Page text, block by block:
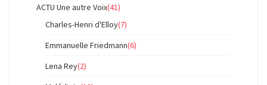
ACTU Une autre Voix(41)
Charles-Henri d'Elloy(7)
Emmanuelle Friedmann(6)
Lena Rey(2)